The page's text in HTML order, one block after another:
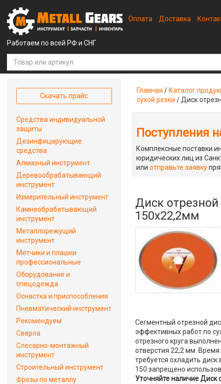
Работаем по всей РФ и СНГ
Оплата Доставка
Главная / Каталог
сухой резки / Диск
Поступления
Комплексные поставки
юридических лиц из
илиотправьте заявку
Диск
150х22,2мм
Сегментный отрезной
эффективных работ по
отрезного круга
отверстия 22,2 мм.
требуется охладить
150 запрещено
Уточняйте наличие Диск
Скачать прайс
Средства индивидуальной
защиты
Дезинфицирующие
средства
Алмазный инструмент
Деревообрабатывающий
инструмент
Измерительный инструмент
Камнеобрабатывающий
инструмент
Металлорежущий
инструмент
Метчики и плашки
профессиональные
Оборудование и
спецодежда
Оснастка и приспособления
Пневматический инструмент
Рекомендуем
Сверла
Слесарно-монтажный
инструмент
Строительный инструмент
Фрезы по металлу